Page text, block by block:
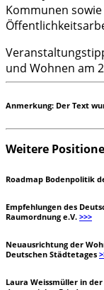
Kommunen
und Wohnen am
Anmerkung: Der Text
Weitere
Roadmap Bodenpolitik
Empfehlungen des
Raumordnung e.V. >>>
Neuausrichtung der
Deutschen Städtetages
Laura Weissmüller in